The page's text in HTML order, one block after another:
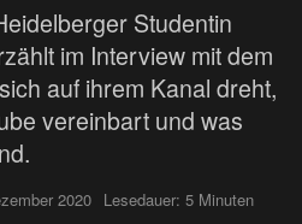
Studentin
im Interview mit dem
auf ihrem Kanal dreht,
vereinbart und was
2020 Lesedauer: 5 Minuten